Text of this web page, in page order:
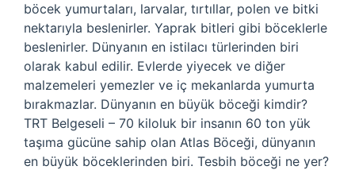
böcek yumurtaları, larvalar, tırtıllar, polen ve bitki
nektarıyla beslenirler. Yaprak bitleri gibi böceklerle
beslenirler. Dünyanın en istilacı türlerinden biri
olarak kabul edilir. Evlerde yiyecek ve diğer
malzemeleri yemezler ve iç mekanlarda yumurta
bırakmazlar. Dünyanın en büyük böceği kimdir?
TRT Belgeseli – 70 kiloluk bir insanın 60 ton yük
taşıma gücüne sahip olan Atlas Böceği, dünyanın
en büyük böceklerinden biri. Tesbih böceği ne yer?